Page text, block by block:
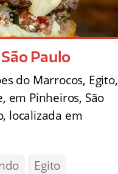
Paulo
do Marrocos, Egito,
em Pinheiros, São
localizada em
Egito